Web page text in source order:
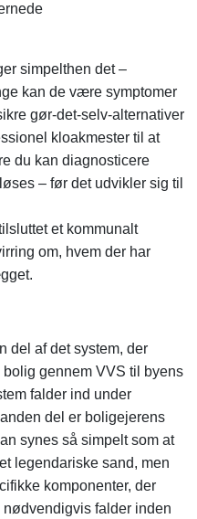
simpelthen det –
kan de være symptomer
gør-det-selv-alternativer
kloakmester til at
du kan diagnosticere
– før det udvikler sig til
et kommunalt
om, hvem der har
del af det system, der
gennem VVS til byens
falder ind under
del er boligejerens
synes så simpelt som at
legendariske sand, men
komponenter, der
falder inden